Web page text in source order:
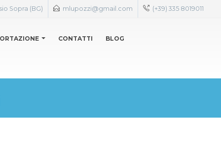
Sopra (BG) mlupozzi@gmail.com (+39) 335 8019011
CONTATTI BLOG